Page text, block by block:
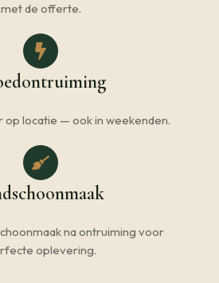
met de offerte.
op locatie — ook in weekenden.
na ontruiming voor
oplevering.